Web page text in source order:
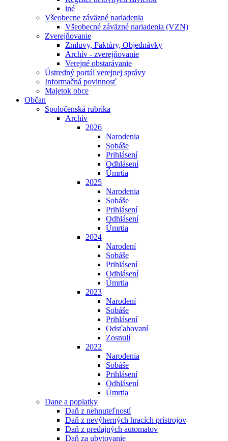
iné
Všeobecne záväzné nariadenia
Všeobecné záväzné nariadenia (VZN)
Zverejňovanie
Zmluvy, Faktúry, Objednávky
Archív - zverejňovanie
Verejné obstarávanie
Ústredný portál verejnej správy
Informačná povinnosť
Majetok obce
Občan
Spoločenská rubrika
Archív
2026
Narodenia
Sobáše
Prihlásení
Odhlásení
Úmrtia
2025
Narodenia
Sobáše
Prihlásení
Odhlásení
Úmrtia
2024
Narodení
Sobáše
Prihlásení
Odhlásení
Úmrtia
2023
Narodení
Sobáše
Prihlásení
Odsťahovaní
Zosnulí
2022
Narodenia
Sobáše
Prihlásení
Odhlásení
Úmrtia
Dane a poplatky
Daň z nehnuteľností
Daň z nevýherných hracích prístrojov
Daň z predajných automatov
Daň za ubytovanie